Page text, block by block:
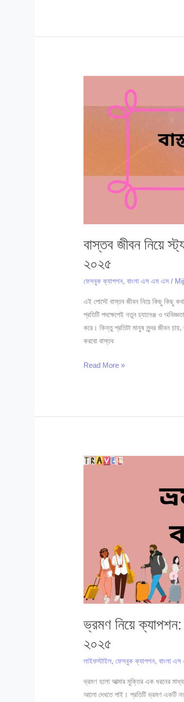
নারী
আবেগী
বাস্তব জীবন নিয়ে
২০২৫
ফেসবুক ক্যাপশন,বাংলা এস এম এস /
এই পোস্টে বাস্তব জীবন নিয়ে কিছু কিছু
প্রতিটি পদক্ষেপেই নতুন চ্যালেঞ্জ ও
করে। কিন্তু প্রতিটা মানুষ সুন্দর জীবন
করবো বাস্তব
বাস্তব
বাস্তব
কিছু
Read More »
ভ্রমণ নিয়ে
২০২৫
লাইফস্টাইল,ফেসবুক ক্যাপশন,বাংলা
ভ্রমণ হলো আত্মার মুক্তির এক ধরনের
আলো দেখতে পাই। প্রতিটি ভ্রমণ একটি